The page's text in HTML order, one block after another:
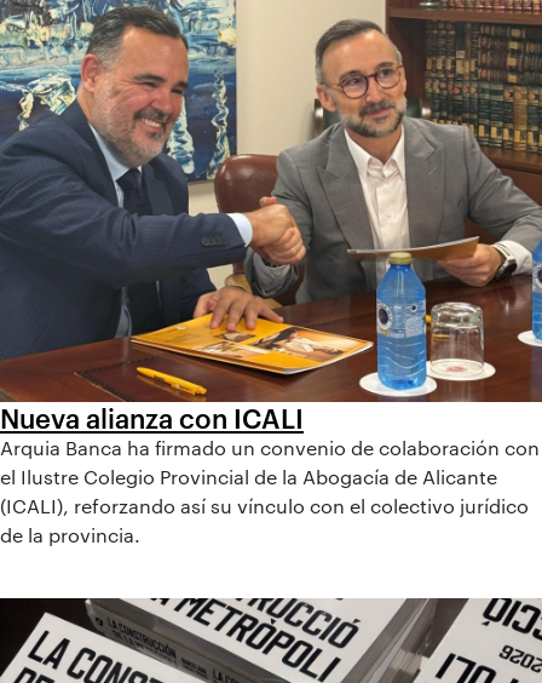
Nueva alianza con ICALI
Arquia Banca ha firmado un convenio de colaboración con
el Ilustre Colegio Provincial de la Abogacía de Alicante
(ICALI), reforzando así su vínculo con el colectivo jurídico
de la provincia.